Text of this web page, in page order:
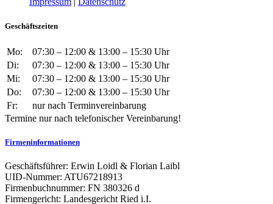
Geschäftszeiten
Mo:
07:30 – 12:00 & 13:00 – 15:30 Uhr
Di:
07:30 – 12:00 & 13:00 – 15:30 Uhr
Mi:
07:30 – 12:00 & 13:00 – 15:30 Uhr
Do:
07:30 – 12:00 & 13:00 – 15:30 Uhr
Fr:
nur nach Terminvereinbarung
Termine nur nach telefonischer Vereinbarung!
Firmeninformationen
Geschäftsführer: Erwin Loidl & Florian Laibl
UID-Nummer: ATU67218913
Firmenbuchnummer: FN 380326 d
Firmengericht: Landesgericht Ried i.I.